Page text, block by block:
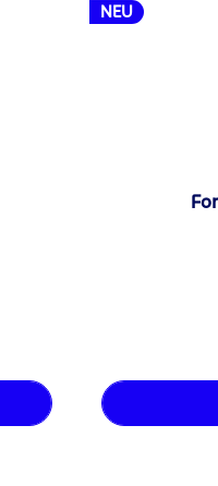
NEU